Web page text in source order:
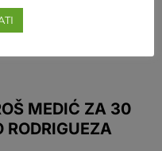
MEDIĆ ZA 30
RODRIGUEZA